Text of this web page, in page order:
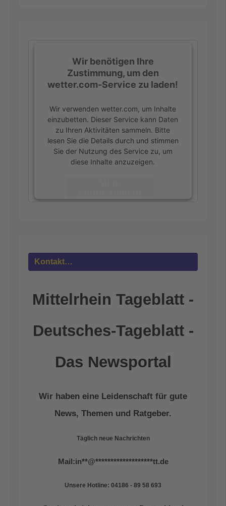
Wir benötigen Ihre
Zustimmung, um den
wetter.com-Service zu laden!
Wir verwenden wetter.com, um Inhalte
einzubetten. Dieser Service kann Daten
zu Ihren Aktivitäten sammeln. Bitte
lesen Sie die Details durch und stimmen
Sie der Nutzung des Service zu, um
diese Inhalte anzuzeigen.
Kontakt…
Mittelrhein Tageblatt -
Deutsches-Tageblatt -
Das Newsportal
Wir haben eine Leidenschaft für gute
News, Themen und Ratgeber.
Täglich neue Nachrichten
Mail:in**@*******************tt.de
Unsere Hotline: 04186 - 89 58 693